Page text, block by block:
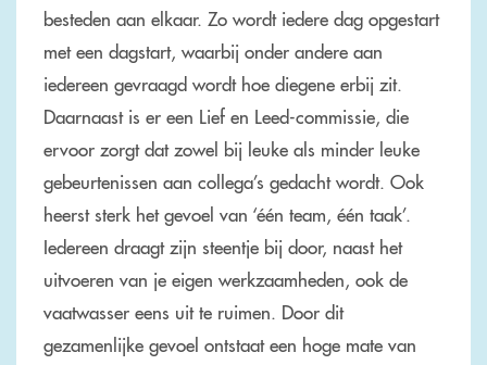
besteden aan elkaar. Zo wordt iedere dag opgestart
met een dagstart, waarbij onder andere aan
iedereen gevraagd wordt hoe diegene erbij zit.
Daarnaast is er een Lief en Leed-commissie, die
ervoor zorgt dat zowel bij leuke als minder leuke
gebeurtenissen aan collega’s gedacht wordt. Ook
heerst sterk het gevoel van ‘één team, één taak’.
Iedereen draagt zijn steentje bij door, naast het
uitvoeren van je eigen werkzaamheden, ook de
vaatwasser eens uit te ruimen. Door dit
gezamenlijke gevoel ontstaat een hoge mate van